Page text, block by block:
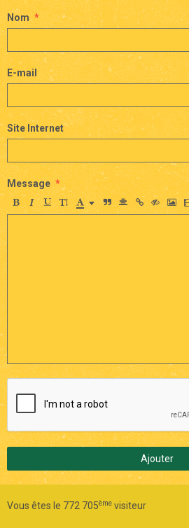
Nom
E-mail
Site Internet
Message
Ajouter
Vous êtes le 772 705ème visiteur